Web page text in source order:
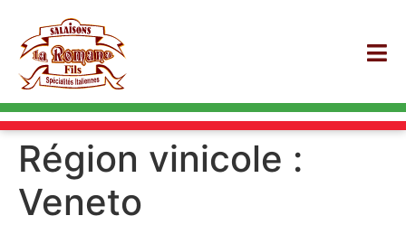
Région vinicole :
Veneto